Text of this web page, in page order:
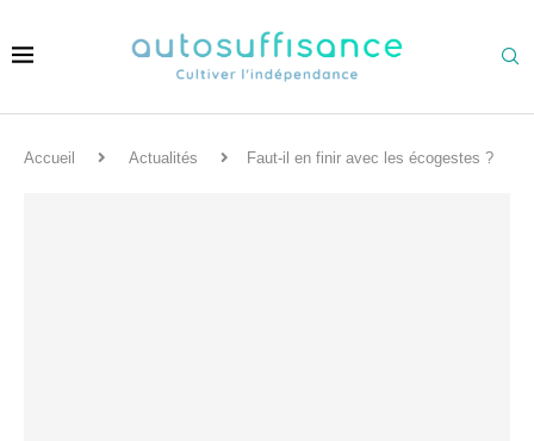
Accueil Actualités Faut-il en finir avec les écogestes ?